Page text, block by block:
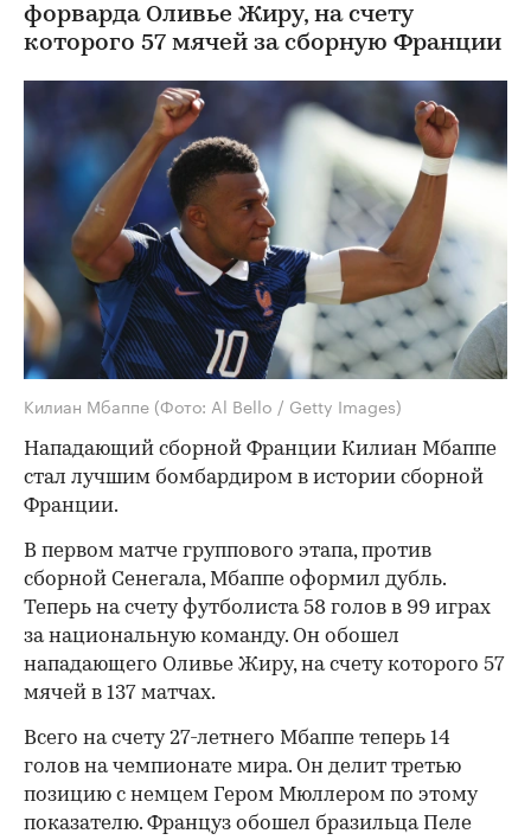
форварда Оливье Жиру, на счету
которого 57 мячей за сборную Франции
Килиан Мбаппе (Фото: Al Bello / Getty Images)
Нападающий сборной Франции Килиан Мбаппе
стал лучшим бомбардиром в истории сборной
Франции.
В первом матче группового этапа, против
сборной Сенегала, Мбаппе оформил дубль.
Теперь на счету футболиста 58 голов в 99 играх
за национальную команду. Он обошел
нападающего Оливье Жиру, на счету которого 57
мячей в 137 матчах.
Всего на счету 27-летнего Мбаппе теперь 14
голов на чемпионате мира. Он делит третью
позицию с немцем Гером Мюллером по этому
показателю. Француз обошел бразильца Пеле